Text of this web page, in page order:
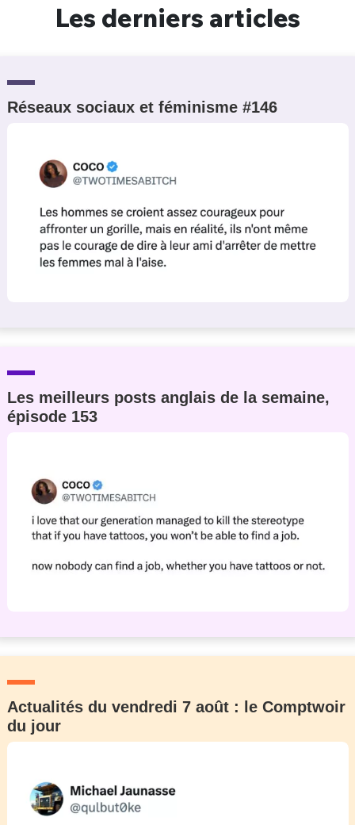
Les derniers articles
Réseaux sociaux et féminisme #146
Les meilleurs posts anglais de la semaine,
épisode 153
Actualités du vendredi 7 août : le Comptwoir
du jour